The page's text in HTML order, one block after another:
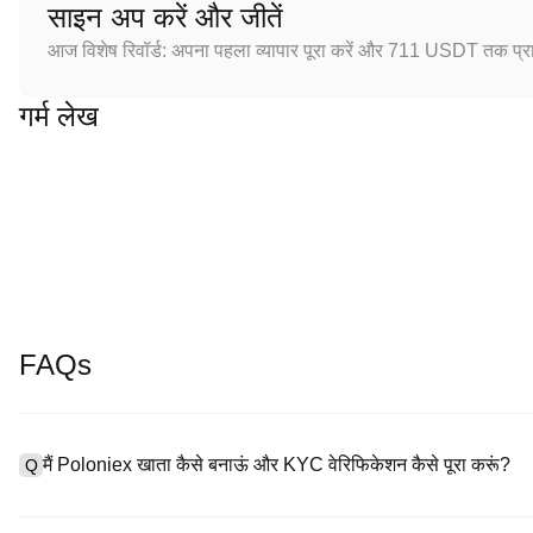
साइन अप करें और जीतें
आज विशेष रिवॉर्ड: अपना पहला व्यापार पूरा करें और 711 USDT तक
गर्म लेख
FAQs
Q मैं Poloniex खाता कैसे बनाऊं और KYC वेरिफिकेशन कैसे पूरा करूं?